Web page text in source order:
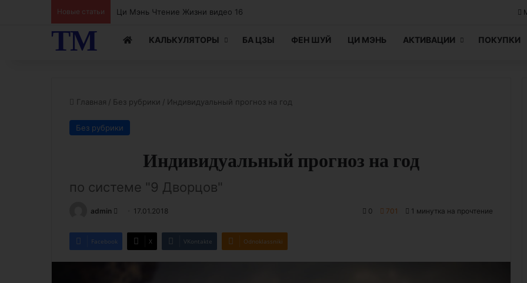
Новые статьи
ТМ КАЛЬКУЛЯТОРЫ БА ЦЗЫ ФЕН ШУЙ ЦИ МЭНЬ АКТИВАЦИИ ПОКУПКИ
Главная / Без рубрики / Индивидуальный прогноз на год
Без рубрики
Индивидуальный прогноз на год
по системе "9 Дворцов"
admin
email
17.01.2018 0 701 1 минутка на прочтение
Facebook X VKontakte Odnoklassniki